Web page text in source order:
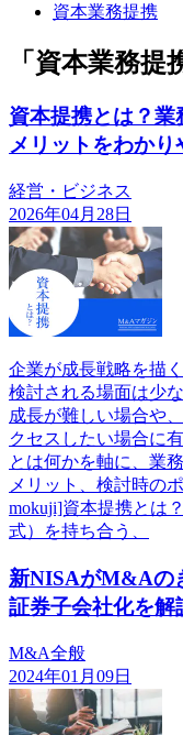
資本業務提携
「資本業務
資本提携とは？
メリットをわかり
経営・ビジネス
2026年04月28日
企業が成長戦略を描
検討される場面は少
成長が難しい場合や
クセスしたい場合に
とは何かを軸に、業
メリット、検討時の
mokuji]資本提携とは
式）を持ち合う、
新NISAがM&Aの
証券子会社化を解
M&A全般
2024年01月09日